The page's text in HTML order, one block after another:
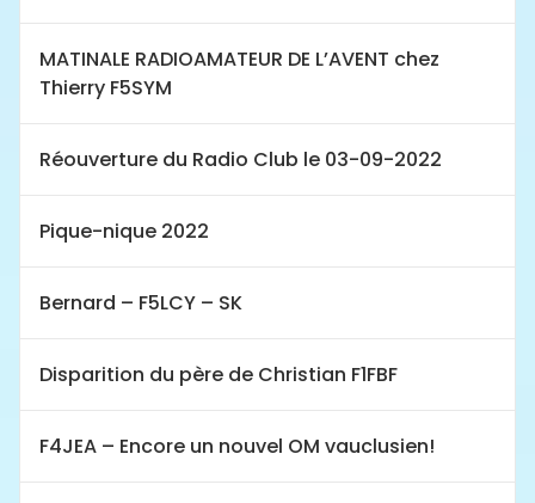
MATINALE RADIOAMATEUR DE L’AVENT chez
Thierry F5SYM
Réouverture du Radio Club le 03-09-2022
Pique-nique 2022
Bernard – F5LCY – SK
Disparition du père de Christian F1FBF
F4JEA – Encore un nouvel OM vauclusien!